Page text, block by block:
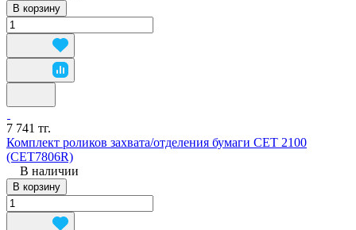
В корзину
7 741 тг.
Комплект роликов захвата/отделения бумаги CET 2100
(CET7806R)
В наличии
В корзину